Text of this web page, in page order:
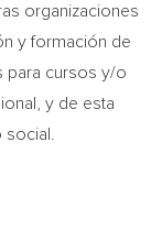
organizaciones
y formación de
para cursos y/o
y de esta